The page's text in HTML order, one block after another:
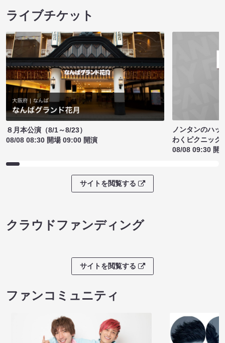
ライブチケット
８月本公演（8/1～8/23）
08/08 08:30 開場 09:00 開演
ノンタンのハッ
わくピクニック
08/08 09:30 開
サイトを閲覧する
クラウドファンディング
サイトを閲覧する
ファンコミュニティ